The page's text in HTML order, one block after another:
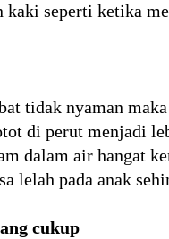
kaki seperti ketika
tidak nyaman
di perut menjadi
dalam air hangat
lelah pada anak
cukup